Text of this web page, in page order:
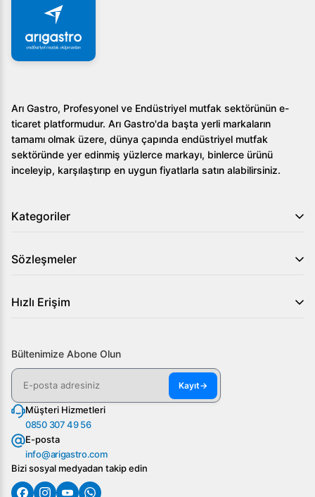
Arı Gastro, Profesyonel ve Endüstriyel mutfak sektörünün e-
ticaret platformudur. Arı Gastro'da başta yerli markaların
tamamı olmak üzere, dünya çapında endüstriyel mutfak
sektöründe yer edinmiş yüzlerce markayı, binlerce ürünü
inceleyip, karşılaştırıp en uygun fiyatlarla satın alabilirsiniz.
Kategoriler
Sözleşmeler
Hızlı Erişim
Bültenimize Abone Olun
Kayıt→
Müşteri Hizmetleri
0850 307 49 56
E-posta
info@arigastro.com
Bizi sosyal medyadan takip edin